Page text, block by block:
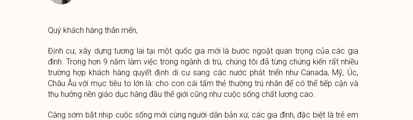
Quý khách hàng thân mến,
Định cư, xây dựng tương lai tại một quốc gia mới là bước ngoặt quan trọng của các gia
đình. Trong hơn 9 năm làm việc trong ngành di trú, chúng tôi đã từng chứng kiến rất nhiều
trường hợp khách hàng quyết định di cư sang các nước phát triển như Canada, Mỹ, Úc,
Châu Âu với mục tiêu to lớn là: cho con cái tấm thẻ thường trú nhân để có thể tiếp cận và
thụ hưởng nền giáo dục hàng đầu thế giới cũng như cuộc sống chất lượng cao.
Càng sớm bắt nhịp cuộc sống mới cùng người dân bản xứ, các gia đình, đặc biệt là trẻ em